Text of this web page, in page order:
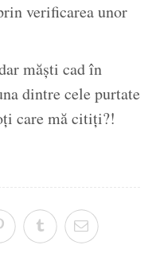
verificarea unor
măști cad în
dintre cele purtate
care mă citiți?!